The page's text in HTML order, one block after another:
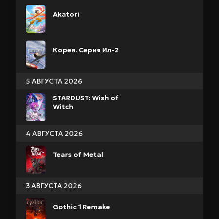
Akatori
Корея. Серия Ил-2
5 АВГУСТА 2026
STARDUST: Wish of
Witch
4 АВГУСТА 2026
Tears of Metal
3 АВГУСТА 2026
Gothic 1 Remake